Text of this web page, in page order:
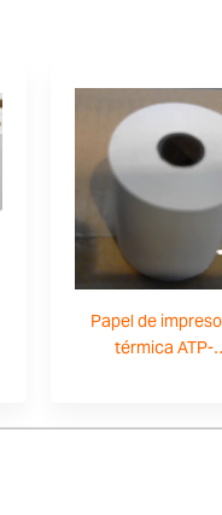
Papel de
térmica ATP-